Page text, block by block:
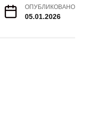
ОПУБЛИКОВАНО
05.01.2026